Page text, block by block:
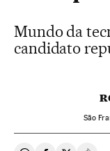
Mundo da
candidato
São